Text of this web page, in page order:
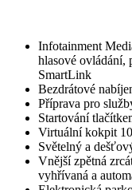
Infotainment
hlasové ovládání,
SmartLink
Bezdrátové
Příprava pro
Startování
Virtuální kokpit
Světelný a
Vnější zpětná
vyhřívaná a